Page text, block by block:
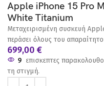
Apple iPhone 15 Pro
White Titanium
Μεταχειρισμένη συσκευή
περάσει όλους του
699,00 €
9 επισκεπτες
τη στιγμή.